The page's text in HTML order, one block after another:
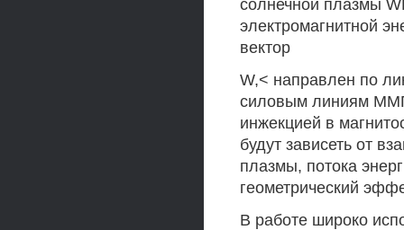
солнечной плазмы
электромагнитной
вектор
W,< направлен по
силовым линиям
инжекцией в
будут зависеть от
плазмы, потока
геометрический
В работе широко